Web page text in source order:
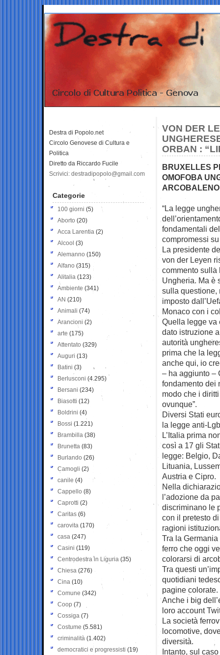
VON DER
ORBAN :
BRUXELLES
OMOFOBA
“La legge
fondamentali
compromessi
La presidente
von der Leyen
commento sulla
Ungheria. Ma è
sulla questione,
imposto
Monaco con i
Quella legge va
dato istruzione
autorità
prima che la
anche qui, io
– ha aggiunto –
fondamento dei
modo che i
ovunque”.
Diversi Stati
la legge anti-
L’Italia prima
così a 17 gli
legge: Belgio,
Lituania,
Austria e Cipro.
Nella
l’adozione da
discriminano le
con il pretesto
ragioni
Tra la
ferro che oggi
colorarsi di
Tra questi
quotidiani
pagine colorate.
Anche i big
loro account
La società
locomotive,
diversità.
Intanto, sul
Destra di Popolo.net
Circolo Genovese di Cultura e
Politica
Diretto da Riccardo Fucile
Scrivici: destradipopolo@gmail.com
Categorie
100 giorni (5)
Aborto (20)
Acca Larentia (2)
Alcool (3)
Alemanno (150)
Alfano (315)
Alitalia (123)
Ambiente (341)
AN (210)
Animali (74)
Arancioni (2)
arte (175)
Attentato (329)
Auguri (13)
Batini (3)
Berlusconi (4.295)
Bersani (234)
Biasotti (12)
Boldrini (4)
Bossi (1.221)
Brambilla (38)
Brunetta (83)
Burlando (26)
Camogli (2)
canile (4)
Cappello (8)
Caprotti (2)
Caritas (6)
carovita (170)
casa (247)
Casini (119)
Centrodestra in Liguria (35)
Chiesa (276)
Cina (10)
Comune (342)
Coop (7)
Cossiga (7)
Costume (5.581)
criminalità (1.402)
democratici e progressisti (19)